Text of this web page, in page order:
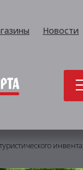
Новости